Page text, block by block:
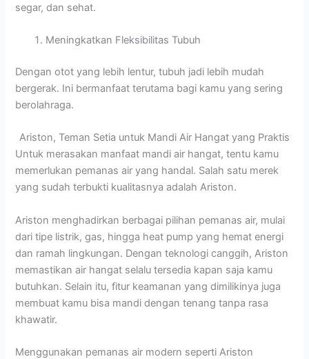
segar, dan sehat.
Meningkatkan Fleksibilitas Tubuh
Dengan otot yang lebih lentur, tubuh jadi lebih mudah
bergerak. Ini bermanfaat terutama bagi kamu yang sering
berolahraga.
Ariston, Teman Setia untuk Mandi Air Hangat yang Praktis
Untuk merasakan manfaat mandi air hangat, tentu kamu
memerlukan pemanas air yang handal. Salah satu merek
yang sudah terbukti kualitasnya adalah Ariston.
Ariston menghadirkan berbagai pilihan pemanas air, mulai
dari tipe listrik, gas, hingga heat pump yang hemat energi
dan ramah lingkungan. Dengan teknologi canggih, Ariston
memastikan air hangat selalu tersedia kapan saja kamu
butuhkan. Selain itu, fitur keamanan yang dimilikinya juga
membuat kamu bisa mandi dengan tenang tanpa rasa
khawatir.
Menggunakan pemanas air modern seperti Ariston